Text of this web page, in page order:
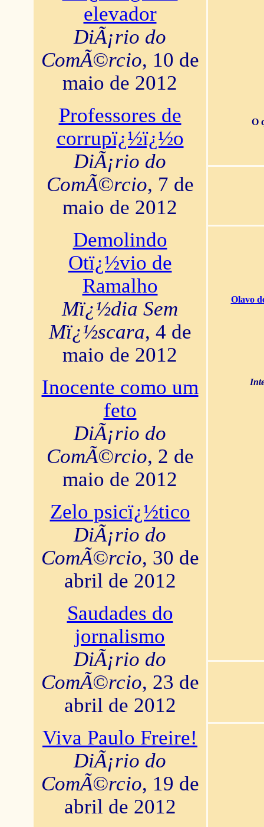
elevador
DiÃ¡rio do
ComÃ©rcio, 10 de
maio de 2012
Professores de
corrupï¿½ï¿½o
DiÃ¡rio do
ComÃ©rcio, 7 de
maio de 2012
Demolindo
Otï¿½vio de
Ramalho
Mï¿½dia Sem
Mï¿½scara, 4 de
maio de 2012
Inocente como um
feto
DiÃ¡rio do
ComÃ©rcio, 2 de
maio de 2012
Zelo psicï¿½tico
DiÃ¡rio do
ComÃ©rcio, 30 de
abril de 2012
Saudades do
jornalismo
DiÃ¡rio do
ComÃ©rcio, 23 de
abril de 2012
Viva Paulo Freire!
DiÃ¡rio do
ComÃ©rcio, 19 de
abril de 2012
O
Olavo